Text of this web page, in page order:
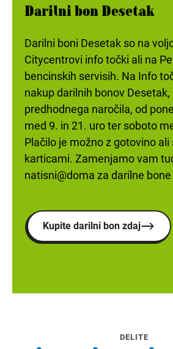
Darilni bon Desetak
Darilni boni Desetak so na
Citycentrovi info točki ali na
bencinskih servisih. Na Info
nakup darilnih bonov Desetak,
predhodnega naročila, od
med 9. in 21. uro ter soboto
Plačilo je možno z gotovino ali
karticami. Zamenjamo vam
natisni@doma za darilne
Kupite darilni bon zdaj
DELITE